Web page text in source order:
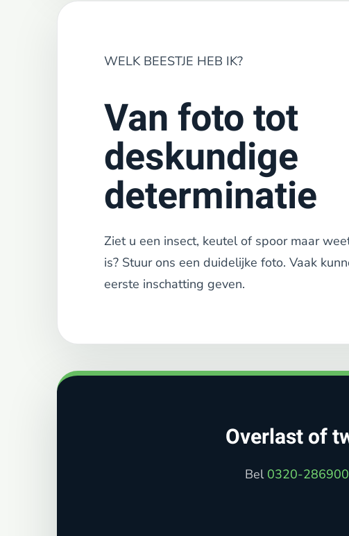
WELK BEESTJE HEB IK?
Van foto tot
deskundige
determinatie
Ziet u een insect, keutel of spoor maar
is? Stuur ons een duidelijke foto. Vaak
eerste inschatting geven.
Overlast of
Bel 0320-286900